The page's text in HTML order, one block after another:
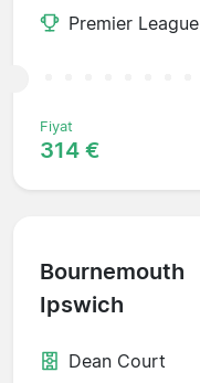
Premier League
Fiyat
314 €
Bournemouth
Ipswich
Dean Court